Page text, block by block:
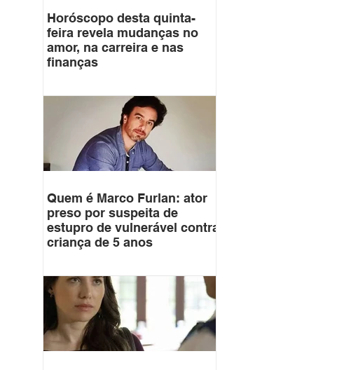
Horóscopo desta quinta-
feira revela mudanças no
amor, na carreira e nas
finanças
Quem é Marco Furlan: ator
preso por suspeita de
estupro de vulnerável contra
criança de 5 anos